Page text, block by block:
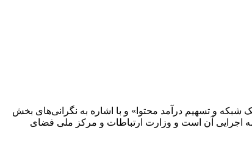
و تسهیم درآمد محتوا» و با اشاره به نگرانی‌های بخش
اجرایی آن است و وزارت ارتباطات و مرکز ملی فضای